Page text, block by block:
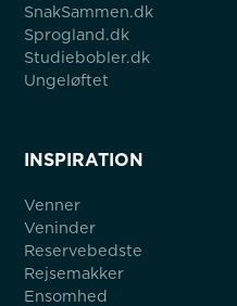
SnakSammen.dk
Sprogland.dk
Studiebobler.dk
Ungeløftet
INSPIRATION
Venner
Veninder
Reservebedste
Rejsemakker
Ensomhed